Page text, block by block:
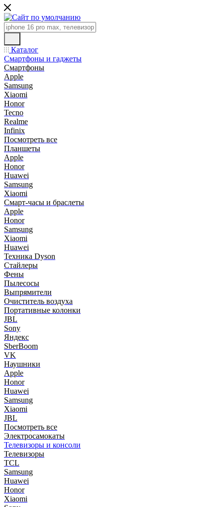
Каталог
Смартфоны и гаджеты
Смартфоны
Apple
Samsung
Xiaomi
Honor
Tecno
Realme
Infinix
Посмотреть все
Планшеты
Apple
Honor
Huawei
Samsung
Xiaomi
Смарт-часы и браслеты
Apple
Honor
Samsung
Xiaomi
Huawei
Техника Dyson
Стайлеры
Фены
Пылесосы
Выпрямители
Очиститель воздуха
Портативные колонки
JBL
Sony
Яндекс
SberBoom
VK
Наушники
Apple
Honor
Huawei
Samsung
Xiaomi
JBL
Посмотреть все
Электросамокаты
Телевизоры и консоли
Телевизоры
TCL
Samsung
Huawei
Honor
Xiaomi